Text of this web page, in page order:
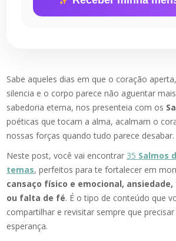
Sabe aqueles dias em que o coração
silencia e o corpo parece não aguentar
sabedoria eterna, nos presenteia com os
poéticas que tocam a alma, acalmam o
nossas forças quando tudo parece desabar.
Neste post, você vai encontrar 35 Salmos
temas, perfeitos para te fortalecer em
cansaço físico e emocional,
ou falta de fé. É o tipo de conteúdo que
compartilhar e revisitar sempre que
esperança.